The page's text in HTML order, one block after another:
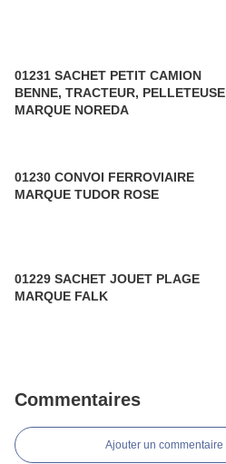
01231 SACHET PETIT CAMION
BENNE, TRACTEUR, PELLETEUSE
MARQUE NOREDA
01230 CONVOI FERROVIAIRE
MARQUE TUDOR ROSE
01229 SACHET JOUET PLAGE
MARQUE FALK
Commentaires
Ajouter un commentaire